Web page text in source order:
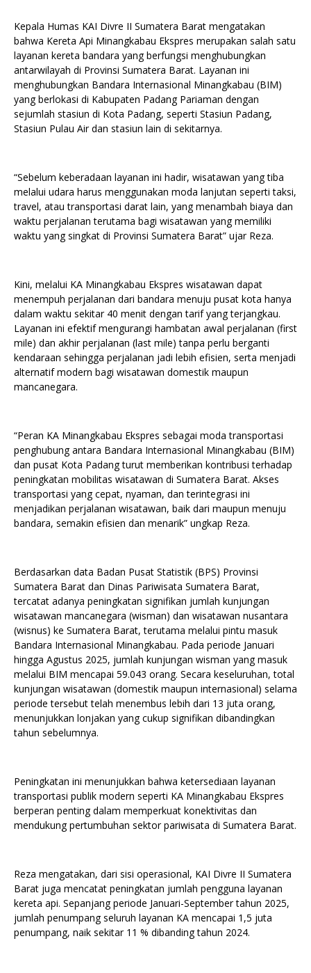
Kepala Humas KAI Divre II Sumatera Barat mengatakan
bahwa Kereta Api Minangkabau Ekspres merupakan salah satu
layanan kereta bandara yang berfungsi menghubungkan
antarwilayah di Provinsi Sumatera Barat. Layanan ini
menghubungkan Bandara Internasional Minangkabau (BIM)
yang berlokasi di Kabupaten Padang Pariaman dengan
sejumlah stasiun di Kota Padang, seperti Stasiun Padang,
Stasiun Pulau Air dan stasiun lain di sekitarnya.
“Sebelum keberadaan layanan ini hadir, wisatawan yang tiba
melalui udara harus menggunakan moda lanjutan seperti taksi,
travel, atau transportasi darat lain, yang menambah biaya dan
waktu perjalanan terutama bagi wisatawan yang memiliki
waktu yang singkat di Provinsi Sumatera Barat” ujar Reza.
Kini, melalui KA Minangkabau Ekspres wisatawan dapat
menempuh perjalanan dari bandara menuju pusat kota hanya
dalam waktu sekitar 40 menit dengan tarif yang terjangkau.
Layanan ini efektif mengurangi hambatan awal perjalanan (first
mile) dan akhir perjalanan (last mile) tanpa perlu berganti
kendaraan sehingga perjalanan jadi lebih efisien, serta menjadi
alternatif modern bagi wisatawan domestik maupun
mancanegara.
“Peran KA Minangkabau Ekspres sebagai moda transportasi
penghubung antara Bandara Internasional Minangkabau (BIM)
dan pusat Kota Padang turut memberikan kontribusi terhadap
peningkatan mobilitas wisatawan di Sumatera Barat. Akses
transportasi yang cepat, nyaman, dan terintegrasi ini
menjadikan perjalanan wisatawan, baik dari maupun menuju
bandara, semakin efisien dan menarik” ungkap Reza.
Berdasarkan data Badan Pusat Statistik (BPS) Provinsi
Sumatera Barat dan Dinas Pariwisata Sumatera Barat,
tercatat adanya peningkatan signifikan jumlah kunjungan
wisatawan mancanegara (wisman) dan wisatawan nusantara
(wisnus) ke Sumatera Barat, terutama melalui pintu masuk
Bandara Internasional Minangkabau. Pada periode Januari
hingga Agustus 2025, jumlah kunjungan wisman yang masuk
melalui BIM mencapai 59.043 orang. Secara keseluruhan, total
kunjungan wisatawan (domestik maupun internasional) selama
periode tersebut telah menembus lebih dari 13 juta orang,
menunjukkan lonjakan yang cukup signifikan dibandingkan
tahun sebelumnya.
Peningkatan ini menunjukkan bahwa ketersediaan layanan
transportasi publik modern seperti KA Minangkabau Ekspres
berperan penting dalam memperkuat konektivitas dan
mendukung pertumbuhan sektor pariwisata di Sumatera Barat.
Reza mengatakan, dari sisi operasional, KAI Divre II Sumatera
Barat juga mencatat peningkatan jumlah pengguna layanan
kereta api. Sepanjang periode Januari-September tahun 2025,
jumlah penumpang seluruh layanan KA mencapai 1,5 juta
penumpang, naik sekitar 11 % dibanding tahun 2024.